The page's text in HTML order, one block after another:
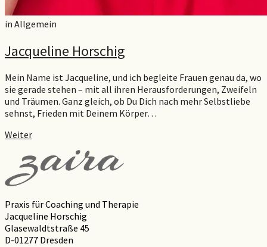
in Allgemein
Jacqueline Horschig
Mein Name ist Jacqueline, und ich begleite Frauen genau da, wo
sie gerade stehen – mit all ihren Herausforderungen, Zweifeln
und Träumen. Ganz gleich, ob Du Dich nach mehr Selbstliebe
sehnst, Frieden mit Deinem Körper…
Weiter
Praxis für Coaching und Therapie
Jacqueline Horschig
Glasewaldtstraße 45
D-01277 Dresden